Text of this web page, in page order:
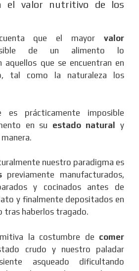
el valor nutritivo de los
que el mayor valor
de un alimento lo
aquellos que se encuentran en
tal como la naturaleza los
es prácticamente imposible
en su estado natural y
nuestro paradigma es
previamente manufacturados,
y cocinados antes de
y finalmente depositados en
tras haberlos tragado.
la costumbre de comer
crudo y nuestro paladar
asqueado dificultando